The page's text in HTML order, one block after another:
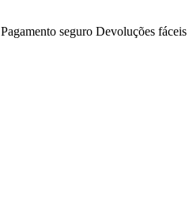
Pagamento seguro Devoluções fáceis